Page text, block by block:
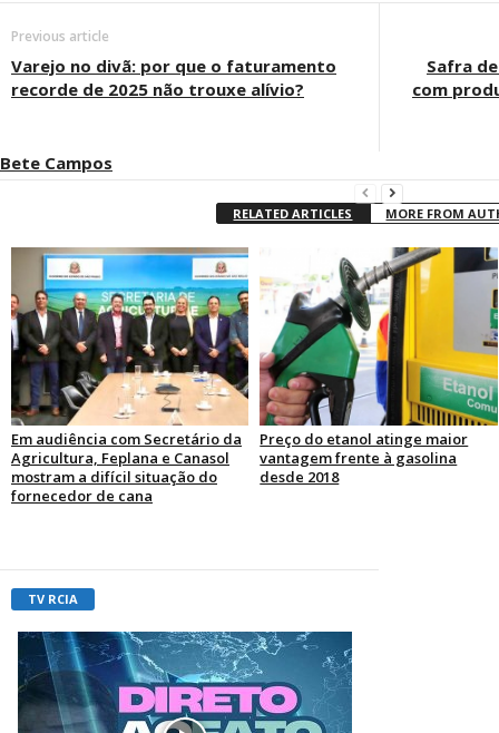
Previous article
Varejo no divã: por que o faturamento
recorde de 2025 não trouxe alívio?
Safra
com
Bete Campos
RELATED ARTICLES MORE FROM
Em audiência com Secretário da
Agricultura, Feplana e Canasol
mostram a difícil situação do
fornecedor de cana
Preço do etanol atinge maior
vantagem frente à gasolina
desde 2018
TV RCIA